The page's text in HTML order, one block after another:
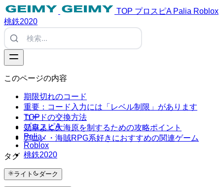
TOP プロスピA Palia Roblox
桃鉄2020
TOP
プロスピA
Palia
Roblox
桃鉄2020
ライト ダーク
このページの内容
期限切れのコード
重要：コード入力には「レベル制限」があります
コードの交換方法
効率よく大海原を制するための攻略ポイント
アニメ・海賊RPG系好きにおすすめの関連ゲーム
タグ
#Tags